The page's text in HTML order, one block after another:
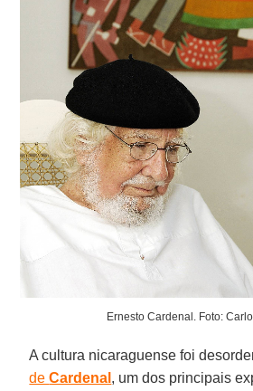
Ernesto Cardenal. Foto:
A cultura nicaraguense foi
deCardenal , um dos principais